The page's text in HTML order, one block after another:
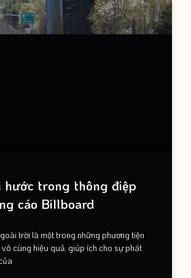
hước trong thông điệp
cáo Billboard
trời là một trong những phương tiện
cùng hiệu quả, giúp ích cho sự phát